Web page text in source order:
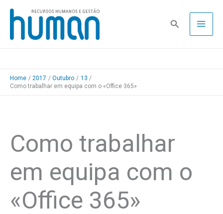
Skip
content
Pesquisa
Home 2017 Outubro
13
Como trabalhar em equipa com o «Office 365»
Como trabalhar
em equipa com o
«Office 365»